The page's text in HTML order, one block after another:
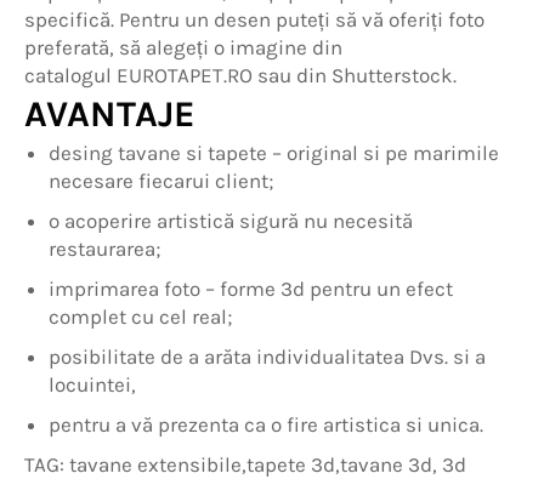
specifică. Pentru un desen puteți să vă oferiți foto
preferată, să alegeți o imagine din
catalogul EUROTAPET.RO sau din Shutterstock.
AVANTAJE
desing tavane si tapete – original si pe marimile
necesare fiecarui client;
o acoperire artistică sigură nu necesită
restaurarea;
imprimarea foto – forme 3d pentru un efect
complet cu cel real;
posibilitate de a arăta individualitatea Dvs. si a
locuintei,
pentru a vă prezenta ca o fire artistica si unica.
TAG: tavane extensibile,tapete 3d,tavane 3d, 3d